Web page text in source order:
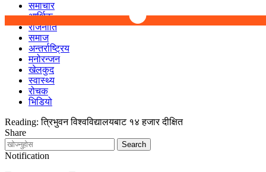
समाचार
आर्थिक
राजनीति
समाज
अन्तर्राष्ट्रिय
मनोरन्जन
खेलकुद
स्वास्थ्य
रोचक
भिडियो
Reading: त्रिभुवन विश्वविद्यालयबाट १४ हजार दीक्षित
Share
Notification